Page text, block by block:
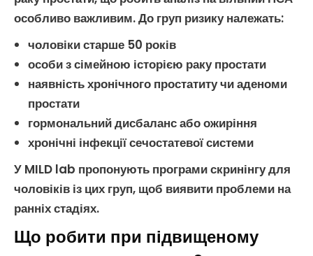
особливо важливим. До груп ризику належать:
чоловіки старше 50 років
особи з сімейною історією раку простати
наявність хронічного простатитучиаденоми
простати
гормональний дисбаланс або ожиріння
хронічні інфекції сечостатевої системи
У MILD lab пропонують програми скринінгу для
чоловіків із цих груп, щоб виявити проблеми на
ранніх стадіях.
Що робити при підвищеному